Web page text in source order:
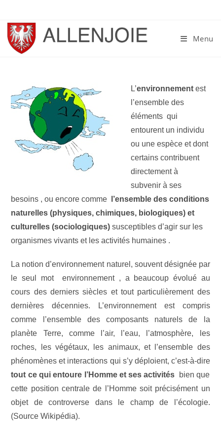
content
Menu
L’environnement est
l’ensemble des
éléments qui
entourent un individu
ou une espèce et dont
certains contribuent
directement à
subvenir à ses
besoins , ou encore comme
l’ensemble des conditions
naturelles (physiques, chimiques, biologiques) et
culturelles (sociologiques) susceptibles d’agir sur les
organismes vivants et les activités humaines .
La notion d’environnement naturel, souvent désignée par
le seul mot environnement , a beaucoup évolué au
cours des derniers siècles et tout particulièrement des
dernières décennies. L’environnement est compris
comme l’ensemble des composants naturels de la
planète Terre, comme l’air, l’eau, l’atmosphère, les
roches, les végétaux, les animaux, et l’ensemble des
phénomènes et interactions qui s’y déploient, c’est-à-dire
tout ce qui entoure l’Homme et ses activités bien que
cette position centrale de l’Homme soit précisément un
objet de controverse dans le champ de l’écologie.
(Source Wikipédia).